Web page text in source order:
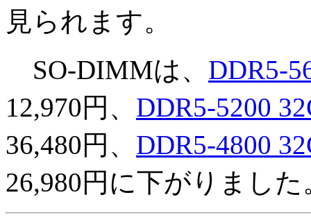
見られます。
SO-DIMMは、 DDR5-
12,970円、 DDR5-5200
36,480円、 DDR5-4800
26,980円に下がりました